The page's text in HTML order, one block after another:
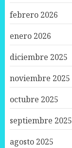
febrero 2026
enero 2026
diciembre 2025
noviembre 2025
octubre 2025
septiembre 2025
agosto 2025